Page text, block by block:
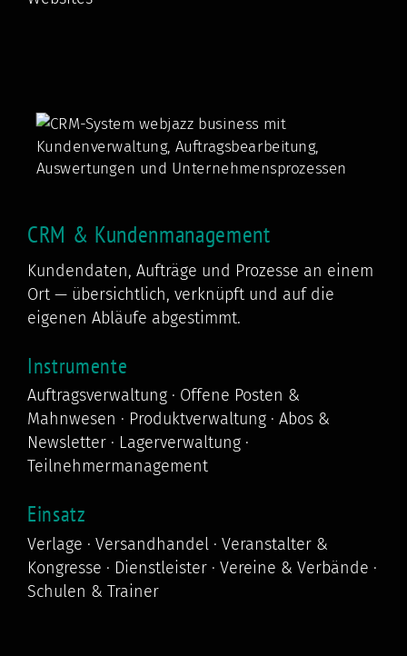
CRM & Kundenmanagement
Kundendaten, Aufträge und Prozesse an einem
Ort — übersichtlich, verknüpft und auf die
eigenen Abläufe abgestimmt.
Instrumente
Auftragsverwaltung · Offene Posten &
Mahnwesen · Produktverwaltung · Abos &
Newsletter · Lagerverwaltung ·
Teilnehmermanagement
Einsatz
Verlage · Versandhandel · Veranstalter &
Kongresse · Dienstleister · Vereine & Verbände ·
Schulen & Trainer